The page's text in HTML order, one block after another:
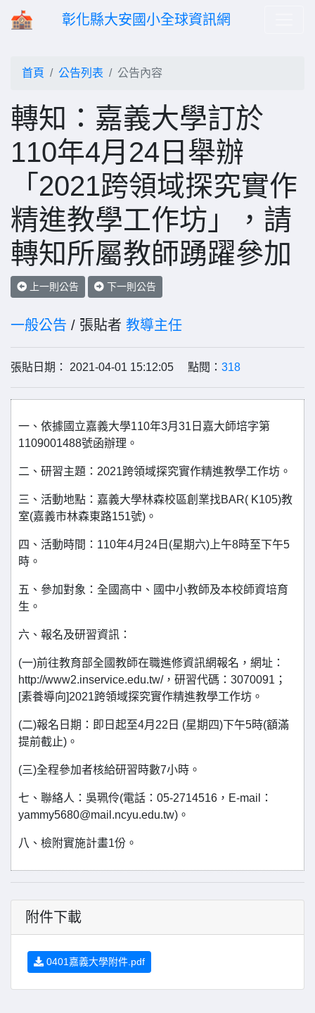
彰化縣大安國小全球資訊網
首頁 公告列表 公告內容
轉知：嘉義大學訂於
110年4月24日舉辦
「2021跨領域探究實作
精進教學工作坊」，請
轉知所屬教師踴躍參加
上一則公告 下一則公告
一般公告 / 張貼者 教導主任
張貼日期： 2021-04-01 15:12:05 點閱： 318
一、依據國立嘉義大學110年3月31日嘉大師培字第
1109001488號函辦理。
二、研習主題：2021跨領域探究實作精進教學工作坊。
三、活動地點：嘉義大學林森校區創業找BAR( K105)教
室(嘉義市林森東路151號)。
四、活動時間：110年4月24日(星期六)上午8時至下午5
時。
五、參加對象：全國高中、國中小教師及本校師資培育
生。
六、報名及研習資訊：
(一)前往教育部全國教師在職進修資訊網報名，網址：
http://www2.inservice.edu.tw/，研習代碼：3070091；
[素養導向]2021跨領域探究實作精進教學工作坊。
(二)報名日期：即日起至4月22日 (星期四)下午5時(額滿
提前截止)。
(三)全程參加者核給研習時數7小時。
七、聯絡人：吳珮伶(電話：05-2714516，E-mail：
yammy5680@mail.ncyu.edu.tw)。
八、檢附實施計畫1份。
附件下載
0401嘉義大學附件.pdf